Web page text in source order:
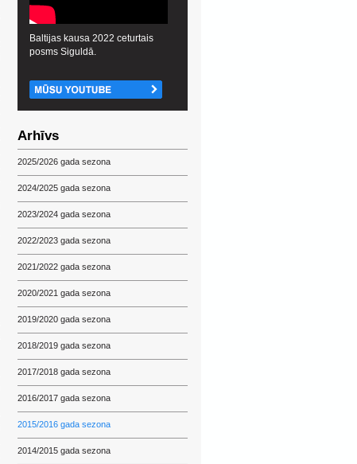
Baltijas kausa 2022 ceturtais
posms Siguldā.
Arhīvs
2025/2026 gada sezona
2024/2025 gada sezona
2023/2024 gada sezona
2022/2023 gada sezona
2021/2022 gada sezona
2020/2021 gada sezona
2019/2020 gada sezona
2018/2019 gada sezona
2017/2018 gada sezona
2016/2017 gada sezona
2015/2016 gada sezona
2014/2015 gada sezona